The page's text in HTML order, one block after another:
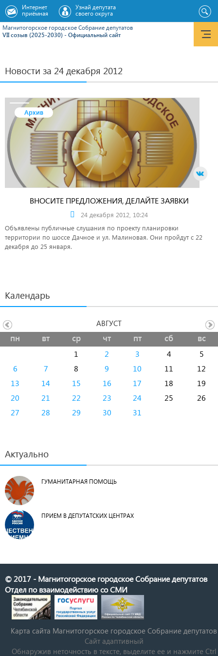
Магнитогорское городское Cобрание депутатов
VII созыв (2025-2030) - Официальный сайт
Интернет
приёмная
Узнай депутата
своего округа
Новости за 24 декабря 2012
Архив
ВНОСИТЕ ПРЕДЛОЖЕНИЯ, ДЕЛАЙТЕ ЗАЯВКИ
24 декабря 2012, 10:24
Объявлены публичные слушания по проекту планировки
территории по шоссе Дачное и ул. Малиновая. Они пройдут с 22
декабря до 25 января.
Календарь
пн вт ср чт пт сб вс
1 2 3 4
5
6
7 8 9 10 11
12
13
14 15 16 17 18
19
20
21 22 23 24 25
26
27
28 29 30 31
АВГУСТ
Актуально
ГУМАНИТАРНАЯ ПОМОЩЬ
ПРИЕМ В ДЕПУТАТСКИХ ЦЕНТРАХ
© 2017 - Магнитогорское городское Собрание депутатов
Отдел по взаимодействию со СМИ
Карта сайта Магнитогорское городское Cобрание депутатов
Сайт адаптивный
Обнаружив неточность в тексте, выделите ее и нажмите Ctrl